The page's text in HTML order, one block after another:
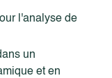
l'analyse de
un
et en